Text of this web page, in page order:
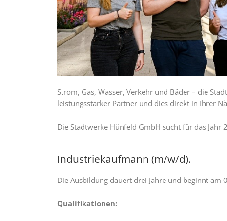
Strom, Gas, Wasser, Verkehr und Bäder – die
leistungsstarker Partner und dies direkt in Ihrer
Die Stadtwerke Hünfeld GmbH sucht für das Jahr
Industriekaufmann (m/w/d).
Die Ausbildung dauert drei Jahre und beginnt am
Qualifikationen: